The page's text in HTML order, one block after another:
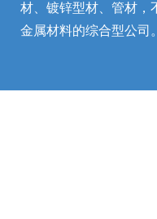
材、镀锌型材、管材，
金属材料的综合型公司。